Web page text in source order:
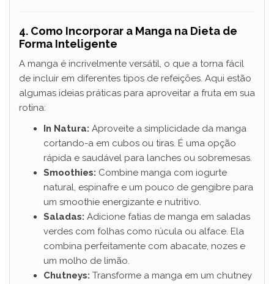
4. Como Incorporar a Manga na Dieta de
Forma Inteligente
A manga é incrivelmente versátil, o que a torna fácil
de incluir em diferentes tipos de refeições. Aqui estão
algumas ideias práticas para aproveitar a fruta em sua
rotina:
In Natura: Aproveite a simplicidade da manga
cortando-a em cubos ou tiras. É uma opção
rápida e saudável para lanches ou sobremesas.
Smoothies: Combine manga com iogurte
natural, espinafre e um pouco de gengibre para
um smoothie energizante e nutritivo.
Saladas: Adicione fatias de manga em saladas
verdes com folhas como rúcula ou alface. Ela
combina perfeitamente com abacate, nozes e
um molho de limão.
Chutneys: Transforme a manga em um chutney